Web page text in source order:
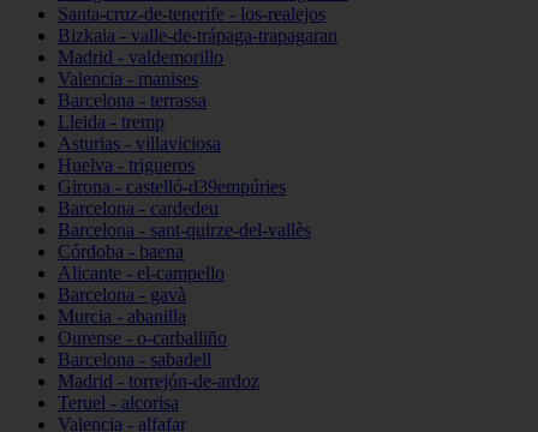
Santa-cruz-de-tenerife - los-realejos
Bizkaia - valle-de-trápaga-trapagaran
Madrid - valdemorillo
Valencia - manises
Barcelona - terrassa
Lleida - tremp
Asturias - villaviciosa
Huelva - trigueros
Girona - castelló-d39empúries
Barcelona - cardedeu
Barcelona - sant-quirze-del-vallès
Córdoba - baena
Alicante - el-campello
Barcelona - gavà
Murcia - abanilla
Ourense - o-carballiño
Barcelona - sabadell
Madrid - torrejón-de-ardoz
Teruel - alcorisa
Valencia - alfafar